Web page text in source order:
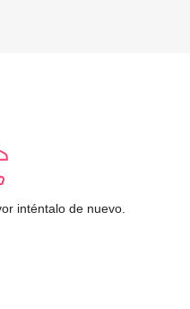
inténtalo de nuevo.